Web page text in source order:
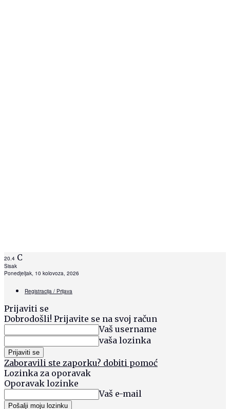
20.4 C
Sisak
Ponedjeljak, 10 kolovoza, 2026
Registracija / Prijava
Prijaviti se
Dobrodošli! Prijavite se na svoj račun
Vaš username
vaša lozinka
Zaboravili ste zaporku? dobiti pomoć
Lozinka za oporavak
Oporavak lozinke
Vaš e-mail